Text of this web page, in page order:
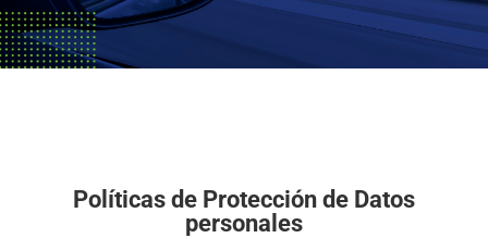
Políticas de Protección de Datos
personales